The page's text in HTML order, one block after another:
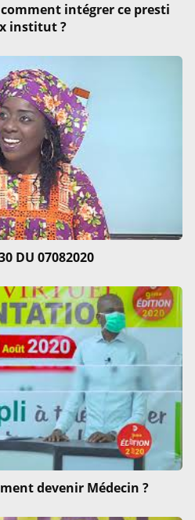
comment intégrer ce presti
institut ?
DU 07082020
devenir Médecin ?